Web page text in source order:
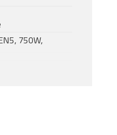
750W,
170 mm